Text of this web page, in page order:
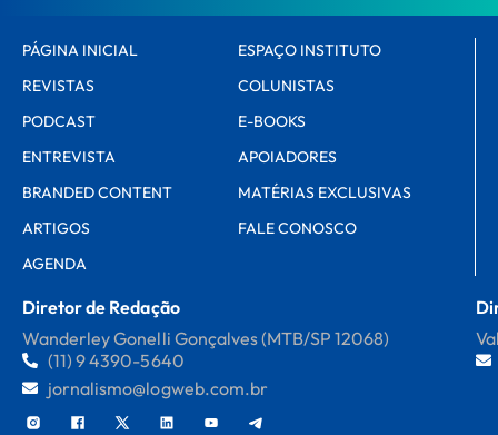
PÁGINA INICIAL
REVISTAS
PODCAST
ENTREVISTA
BRANDED CONTENT
ARTIGOS
AGENDA
ESPAÇO INSTITUTO
COLUNISTAS
E-BOOKS
APOIADORES
MATÉRIAS EXCLUSIVAS
FALE CONOSCO
Diretor de Redação
Wanderley Gonelli Gonçalves (MTB/SP 12068)
(11) 9 4390-5640
jornalismo@logweb.com.br